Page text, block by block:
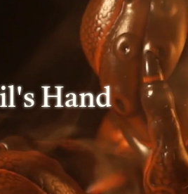
Hand